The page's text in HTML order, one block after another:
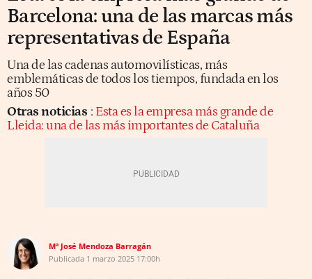
Barcelona: una de las marcas más
representativas de España
Una de las cadenas automovilísticas, más
emblemáticas de todos los tiempos, fundada en los
años 50
Otras noticias : Esta es la empresa más grande de
Lleida: una de las más importantes de Cataluña
Mª José Mendoza Barragán
Publicada 1 marzo 2025 17:00h